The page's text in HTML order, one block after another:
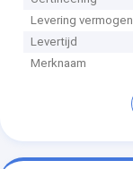
Levering vermogen
Levertijd
Merknaam